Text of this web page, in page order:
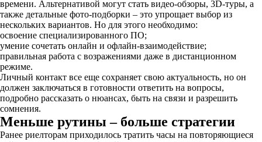
времени. Альтернативой могут стать видео-обзоры, 3D-туры, а
также детальные фото-подборки – это упрощает выбор из
нескольких вариантов. Но для этого необходимо:
освоение специализированного ПО;
умение сочетать онлайн и офлайн-взаимодействие;
правильная работа с возражениями даже в дистанционном
режиме.
Личный контакт все еще сохраняет свою актуальность, но он
должен заключаться в готовности ответить на вопросы,
подробно рассказать о нюансах, быть на связи и разрешить
сомнения.
Меньше рутины – больше стратегии
Ранее риелторам приходилось тратить часы на повторяющиеся